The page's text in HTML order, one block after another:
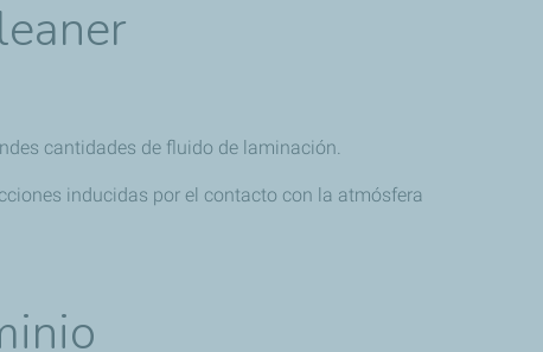
cantidades de fluido de laminación.
inducidas por el contacto con la atmósfera